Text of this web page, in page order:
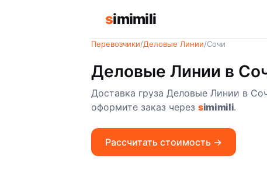
simimili
Перевозчики/Деловые Линии/Сочи
Деловые Линии в
Доставка груза Деловые Линии в
оформите заказ через simimili.
Рассчитать стоимость →